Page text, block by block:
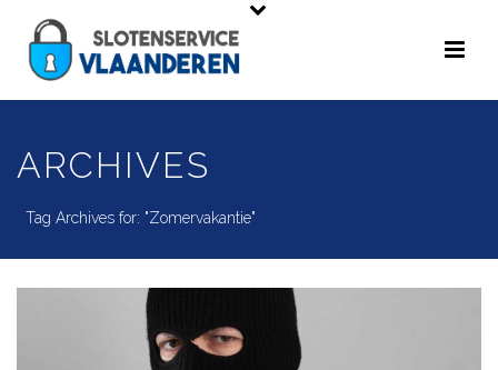
ARCHIVES
Tag Archives for: "Zomervakantie"